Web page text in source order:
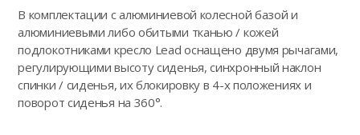
В комплектации с алюминиевой колесной базой и
алюминиевыми либо обитыми тканью / кожей
подлокотниками кресло Lead оснащено двумя рычагами,
регулирующими высоту сиденья, синхронный наклон
спинки / сиденья, их блокировку в 4-х положениях и
поворот сиденья на 360°.